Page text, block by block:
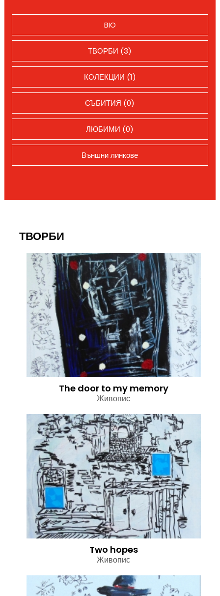
BIO
ТВОРБИ (3)
КОЛЕКЦИИ (1)
СЪБИТИЯ (0)
ЛЮБИМИ (0)
Външни линкове
ТВОРБИ
The door to my memory
Живопис
Two hopes
Живопис